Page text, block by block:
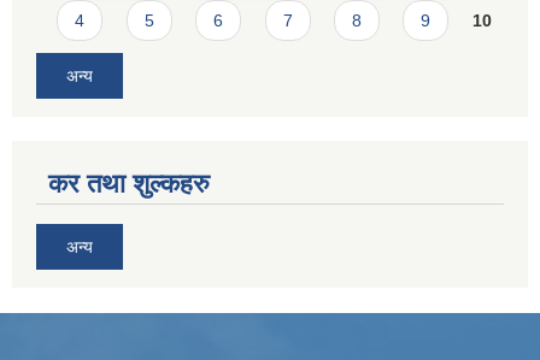
4 5 6 7 8 9 10
अन्य
कर तथा शुल्कहरु
अन्य